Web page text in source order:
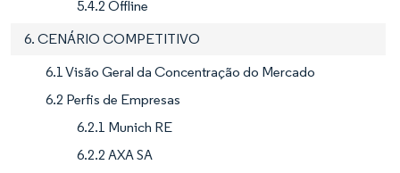
5.4.2 Offline
6. CENÁRIO COMPETITIVO
6.1 Visão Geral da Concentração do Mercado
6.2 Perfis de Empresas
6.2.1 Munich RE
6.2.2 AXA SA